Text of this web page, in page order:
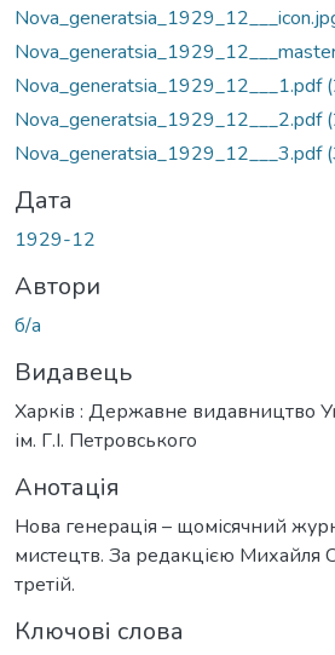
Nova_generatsia_1929_12___1.pdf
Nova_generatsia_1929_12___2.pdf
Nova_generatsia_1929_12___3.pdf
Дата
1929-12
Автори
б/а
Видавець
Харків : Державне видавництво
ім. Г.І. Петровського
Анотація
Нова генерація – щомісячний
мистецтв. За редакцією Михайля
третій.
Ключові слова